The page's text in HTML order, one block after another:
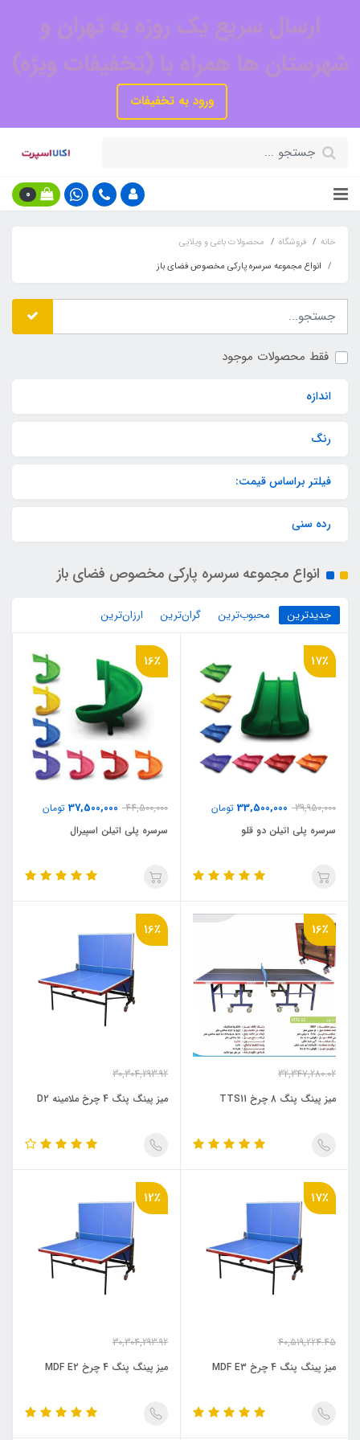
ارسال سریع یک روزه به تهران و
شهرستان ها همراه با (تخفیفات ویژه)
ورود به تخفیفات
0
خانه فروشگاه
محصولات باغی و ویلایی
انواع مجموعه سرسره پارکی مخصوص فضای باز
فقط محصولات موجود
اندازه
رنگ
فیلتر براساس قیمت:
رده سنی
انواع مجموعه سرسره پارکی مخصوص فضای باز
جدیدترین محبوب‌ترین گران‌ترین ارزان‌ترین
17٪
39,950,000
33,500,000 تومان
سرسره پلی اتیلن دو قلو
16٪
44,500,000
37,500,000 تومان
سرسره پلی اتیلن اسپیرال
16٪
32,347,280.02
27,205,764.99 تومان میز پینگ پنگ 8 چرخ TTS11
16٪
30,304,293.92
25,537,326.33تومان میز پینگ پنگ 4 چرخ ملامینه D2
17٪
40,519,224.45
34,015,718.68تومان میز پینگ پنگ 4 چرخ MDF E3
12٪
30,304,293.92
26,729,068.23تومان میز پینگ پنگ 4 چرخ MDF E2